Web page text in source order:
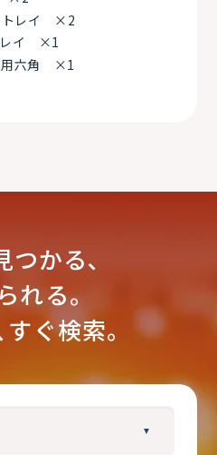
トレイ ×2
レイ ×1
用六角 ×1
つかる､
れる｡
ぐ検索。
▼